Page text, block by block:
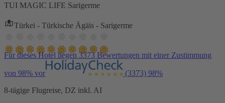
TUI MAGIC LIFE Sarigerme
Türkei - Türkische Ägäis - Sarigerme
Für dieses Hotel liegen 3373 Bewertungen mit einer Zustimmung
von 98% vor (3373) 98%
8-tägige Flugreise, DZ inkl. AI